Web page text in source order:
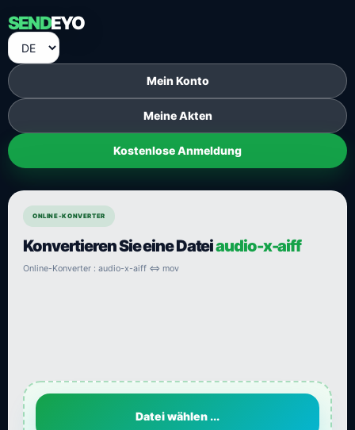
SENDEYO
Mein Konto
Meine Akten
Kostenlose Anmeldung
ONLINE-KONVERTER
Konvertieren Sie eine Dateiaudio-x-aiff
Online-Konverter : audio-x-aiff ⇔ mov
Datei wählen ...